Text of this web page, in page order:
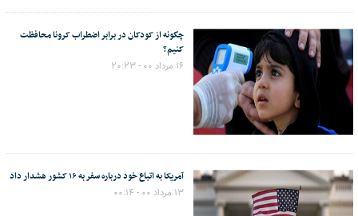
چگونه از کودکان در برابر اضطراب کرونا محافظت
کنیم؟
۱۶ مرداد ۰۰ - ۲۰:۲۳
آمریکا به اتباع خود درباره سفر به ۱۶ کشور هشدار داد
۱۳ مرداد ۰۰ - ۰۰:۱۴